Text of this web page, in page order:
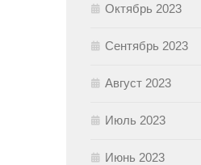
Октябрь 2023
Сентябрь 2023
Август 2023
Июль 2023
Июнь 2023